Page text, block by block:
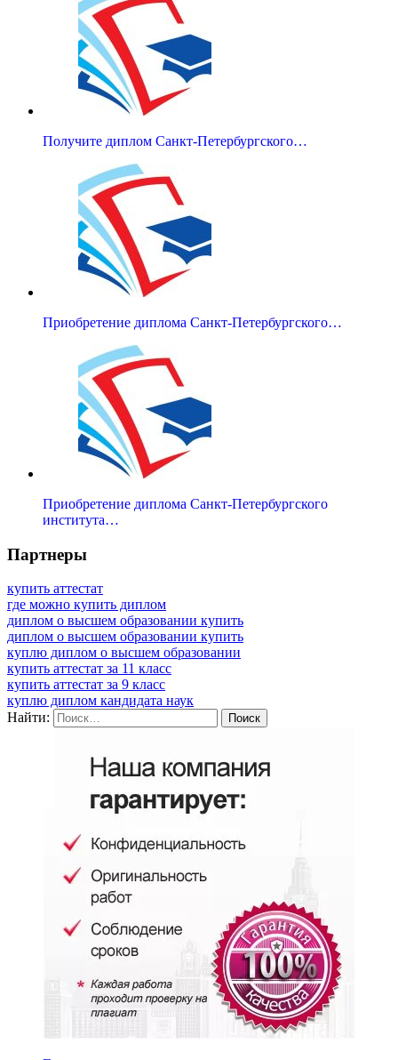
Получите диплом Санкт-Петербургского…
Приобретение диплома Санкт-Петербургского…
Приобретение диплома Санкт-Петербургского
института…
Партнеры
купить аттестат
где можно купить диплом
диплом о высшем образовании купить
диплом о высшем образовании купить
куплю диплом о высшем образовании
купить аттестат за 11 класс
купить аттестат за 9 класс
куплю диплом кандидата наук
Найти: